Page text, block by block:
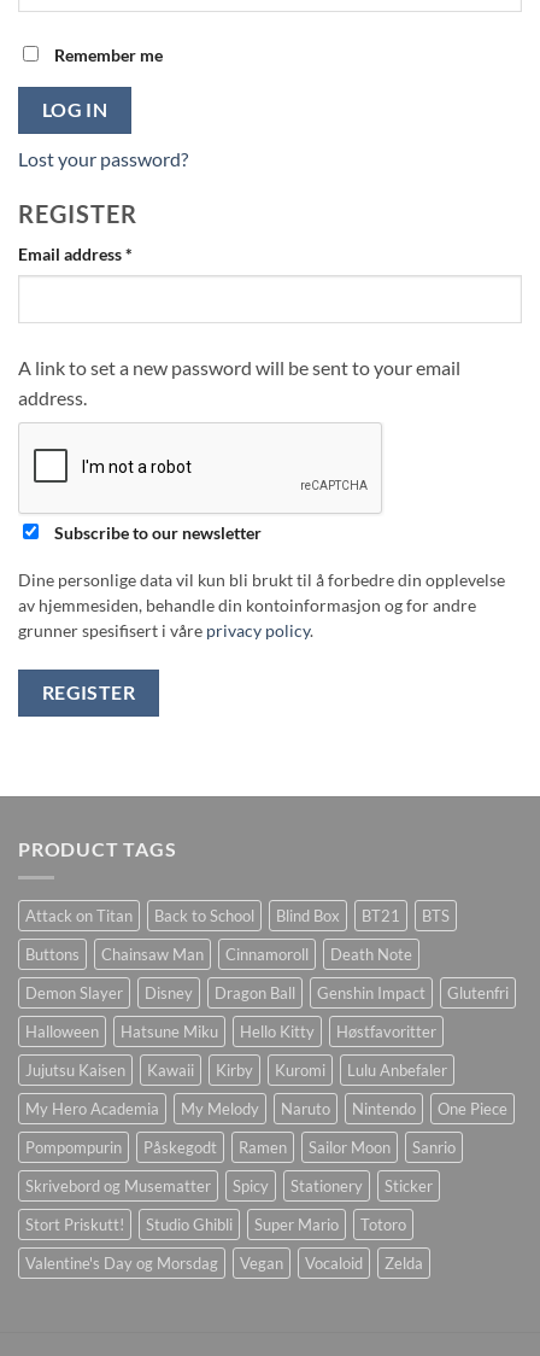
Remember me
LOG IN
Lost your password?
REGISTER
Email address*
A link to set a new password will be sent to your email
address.
Subscribe to our newsletter
Dine personlige data vil kun bli brukt til å forbedre din opplevelse
av hjemmesiden, behandle din kontoinformasjon og for andre
grunner spesifisert i våre privacy policy.
REGISTER
PRODUCT TAGS
Attack on Titan Back to School Blind Box BT21
BTS
Buttons
Chainsaw Man Cinnamoroll
Death Note
Demon Slayer
Disney Dragon Ball Genshin Impact
Glutenfri
Halloween
Hatsune Miku Hello Kitty
Høstfavoritter
Jujutsu Kaisen
Kawaii Kirby Kuromi
Lulu Anbefaler
My Hero Academia
My Melody Naruto Nintendo
One Piece
Pompompurin
Påskegodt Ramen Sailor Moon
Sanrio
Skrivebord og Musematter
Spicy Stationery
Sticker
Stort Priskutt!
Studio Ghibli Super Mario
Totoro
Valentine's Day og Morsdag
Vegan Vocaloid Zelda